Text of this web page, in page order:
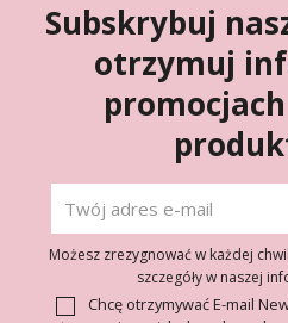
Subskrybuj
otrzymuj
Możesz zrezygnować w każdej
szczegóły w naszej
Chcę otrzymywać E-mail